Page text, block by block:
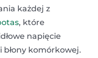
każdej z
, które
napięcie
komórkowej.